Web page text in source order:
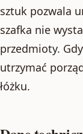
sztuk pozwala
szafka nie
przedmioty.
utrzymać
łóżku.